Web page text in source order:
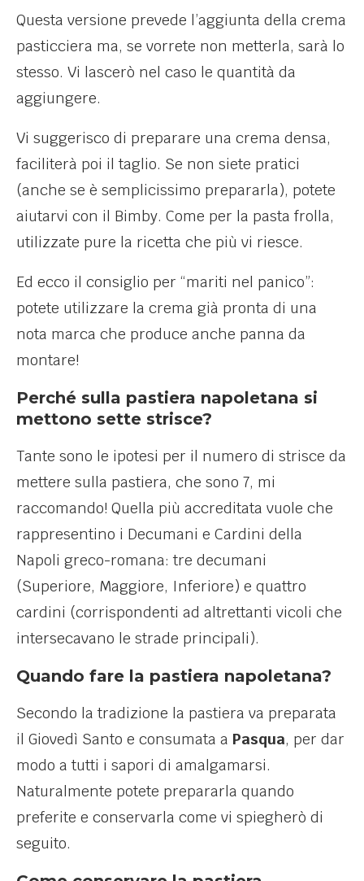
Questa versione prevede l’aggiunta della crema
pasticciera ma, se vorrete non metterla, sarà lo
stesso. Vi lascerò nel caso le quantità da
aggiungere.
Vi suggerisco di preparare una crema densa,
faciliterà poi il taglio. Se non siete pratici
(anche se è semplicissimo prepararla), potete
aiutarvi con il Bimby. Come per la pasta frolla,
utilizzate pure la ricetta che più vi riesce.
Ed ecco il consiglio per “mariti nel panico”:
potete utilizzare la crema già pronta di una
nota marca che produce anche panna da
montare!
Perché sulla pastiera napoletana si
mettono sette strisce?
Tante sono le ipotesi per il numero di strisce da
mettere sulla pastiera, che sono 7, mi
raccomando! Quella più accreditata vuole che
rappresentino i Decumani e Cardini della
Napoli greco-romana: tre decumani
(Superiore, Maggiore, Inferiore) e quattro
cardini (corrispondenti ad altrettanti vicoli che
intersecavano le strade principali).
Quando fare la pastiera napoletana?
Secondo la tradizione la pastiera va preparata
il Giovedì Santo e consumata a Pasqua, per dar
modo a tutti i sapori di amalgamarsi.
Naturalmente potete prepararla quando
preferite e conservarla come vi spiegherò di
seguito.